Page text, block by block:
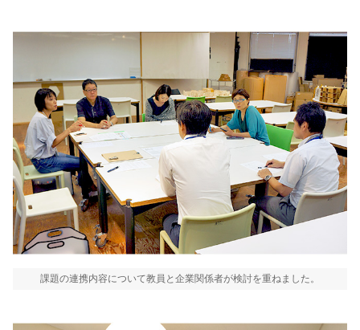
課題の連携内容について教員と企業関係者が検討を重ねました。